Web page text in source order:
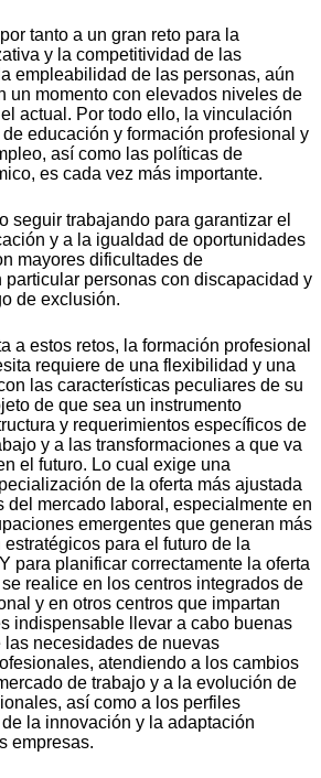
tanto a un gran reto para la
y la competitividad de las
empleabilidad de las personas, aún
un momento con elevados niveles de
actual. Por todo ello, la vinculación
educación y formación profesional y
así como las políticas de
es cada vez más importante.
seguir trabajando para garantizar el
y a la igualdad de oportunidades
mayores dificultades de
personas con discapacidad y
de exclusión.
a estos retos, la formación profesional
requiere de una flexibilidad y una
las características peculiares de su
de que sea un instrumento
y requerimientos específicos de
y a las transformaciones a que va
el futuro. Lo cual exige una
de la oferta más ajustada
del mercado laboral, especialmente en
emergentes que generan más
para el futuro de la
para planificar correctamente la oferta
realice en los centros integrados de
y en otros centros que impartan
indispensable llevar a cabo buenas
las necesidades de nuevas
atendiendo a los cambios
de trabajo y a la evolución de
así como a los perfiles
la innovación y la adaptación
empresas.